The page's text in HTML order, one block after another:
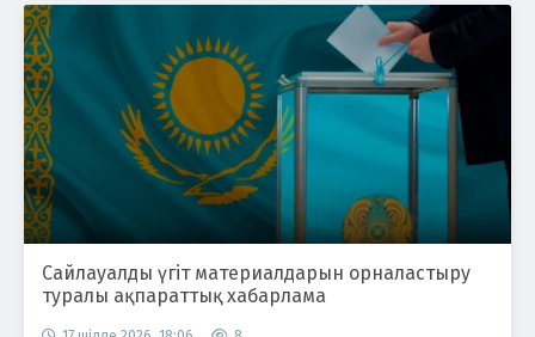
Сайлауалды үгіт материалдарын орналастыру
туралы ақпараттық хабарлама